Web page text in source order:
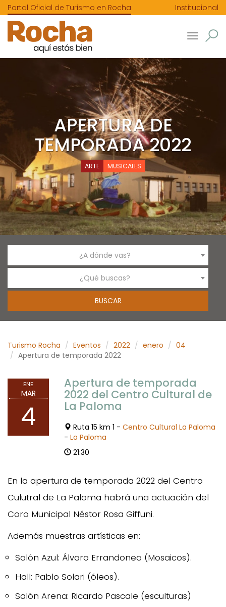
Portal Oficial de Turismo en Rocha Institucional
Toggle
APERTURA DE
TEMPORADA 2022
ARTE MUSICALES
¿A dónde vas?
¿Qué buscas?
Turismo Rocha Eventos 2022 enero
04
Apertura de temporada 2022
ENE
MAR
4
Apertura de temporada
2022 del Centro Cultural de
La Paloma
Ruta 15 km 1 - Centro Cultural La Paloma
- La Paloma
21:30
En la apertura de temporada 2022 del Centro
Culutral de La Paloma habrá una actuación del
Coro Municipal Néstor Rosa Giffuni.
Además muestras artísticas en:
Salón Azul: Álvaro Errandonea (Mosaicos).
Hall: Pablo Solari (óleos).
Salón Arena: Ricardo Pascale (esculturas)